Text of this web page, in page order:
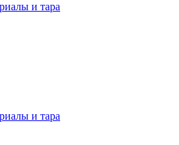
и тара
и тара